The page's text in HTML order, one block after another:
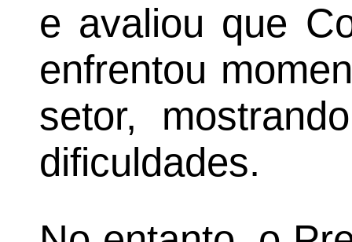
e avaliou que
enfrentou
setor,
dificuldades.